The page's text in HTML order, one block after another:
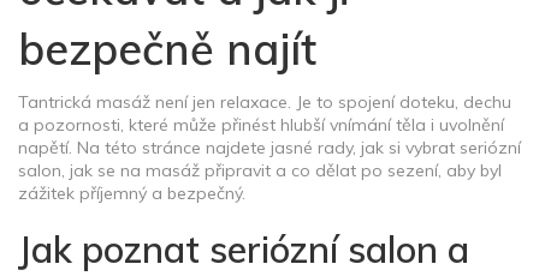
bezpečně najít
Tantrická masáž není jen relaxace. Je to spojení doteku, dechu
a pozornosti, které může přinést hlubší vnímání těla i uvolnění
napětí. Na této stránce najdete jasné rady, jak si vybrat seriózní
salon, jak se na masáž připravit a co dělat po sezení, aby byl
zážitek příjemný a bezpečný.
Jak poznat seriózní salon a